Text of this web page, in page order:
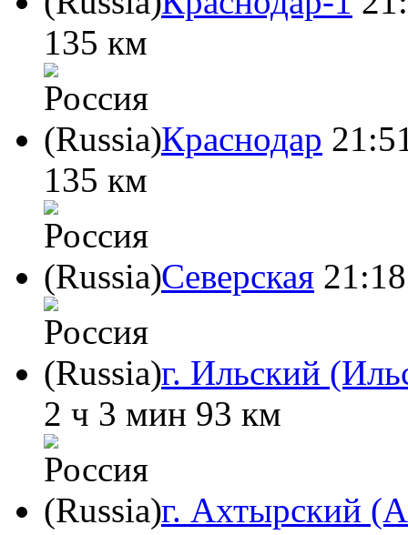
135 км
Краснодар
135 км
Северская 21:18
г. Ильский
2 ч 3 мин 93 км
г. Ахтырский